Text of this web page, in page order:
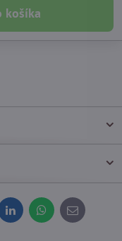
košíka
LinkedInWhatsApp
E-
mail